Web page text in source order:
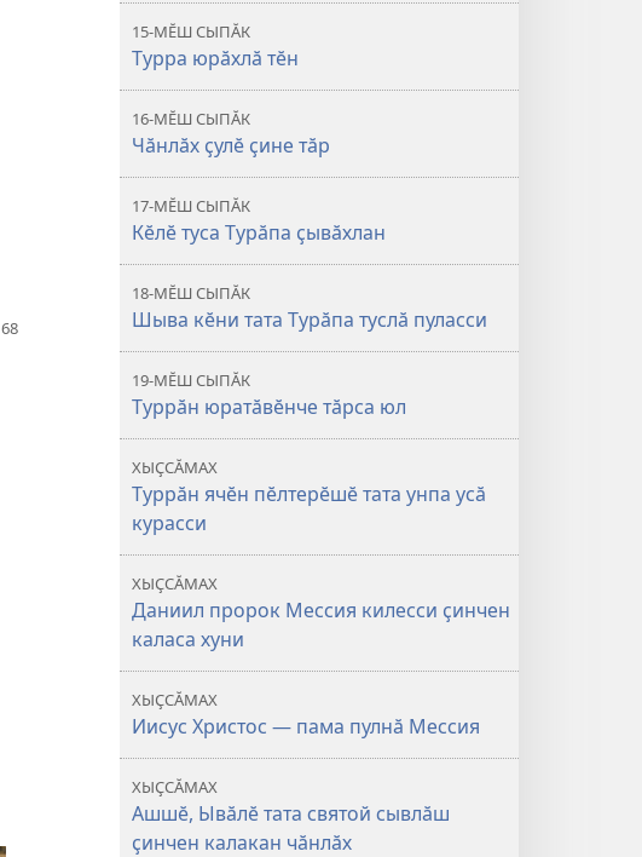
15-МӖШ СЫПӐК
Турра юрӑхлӑ тӗн
16-МӖШ СЫПӐК
Чӑнлӑх ҫулӗ ҫине тӑр
17-МӖШ СЫПӐК
Кӗлӗ туса Турӑпа ҫывӑхлан
18-МӖШ СЫПӐК
Шыва кӗни тата Турӑпа туслӑ пуласси
19-МӖШ СЫПӐК
Туррӑн юратӑвӗнче тӑрса юл
ХЫҪСӐМАХ
Туррӑн ячӗн пӗлтерӗшӗ тата унпа усӑ
курасси
ХЫҪСӐМАХ
Даниил пророк Мессия килесси ҫинчен
каласа хуни
ХЫҪСӐМАХ
Иисус Христос — пама пулнӑ Мессия
ХЫҪСӐМАХ
Ашшӗ, Ывӑлӗ тата святой сывлӑш
ҫинчен калакан чӑнлӑх